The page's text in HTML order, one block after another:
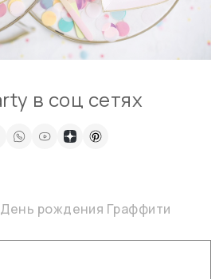
День рождения Граффити
в соц сетях